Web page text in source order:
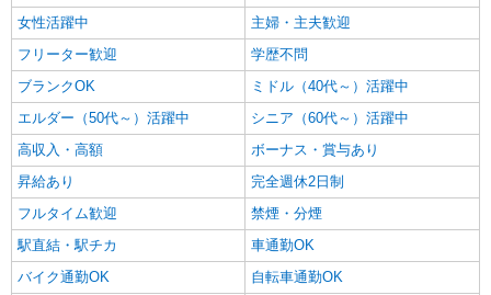
キープ 詳細を見る
派遣社員
株式会社kotrio /●MT-H-2020515
茅野市★未経験OKの人間関係に悩まない職場
へ★サ高住スタッフ
時給1500円〜2125円 ＜日払い有/週払い有/交
通費全支給(ガソリン代含む)＞
キープ 詳細を見る
女性活躍中
主婦・主夫歓迎
フリーター歓迎
学歴不問
ブランクOK
ミドル（40代～）活躍中
エルダー（50代～）活躍中
シニア（60代～）活躍中
高収入・高額
ボーナス・賞与あり
昇給あり
完全週休2日制
フルタイム歓迎
禁煙・分煙
駅直結・駅チカ
車通勤OK
バイク通勤OK
自転車通勤OK